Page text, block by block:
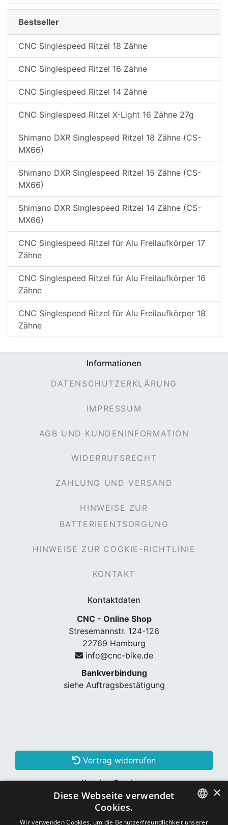
Bestseller
CNC Singlespeed Ritzel 18 Zähne
CNC Singlespeed Ritzel 16 Zähne
CNC Singlespeed Ritzel 14 Zähne
CNC Singlespeed Ritzel X-Light 16 Zähne 27g
Shimano DXR Singlespeed Ritzel 18 Zähne (CS-
MX66)
Shimano DXR Singlespeed Ritzel 15 Zähne (CS-
MX66)
Shimano DXR Singlespeed Ritzel 14 Zähne (CS-
MX66)
CNC Singlespeed Ritzel für Alu Freilaufkörper 17
Zähne
CNC Singlespeed Ritzel für Alu Freilaufkörper 16
Zähne
CNC Singlespeed Ritzel für Alu Freilaufkörper 18
Zähne
Informationen
DATENSCHUTZERKLÄRUNG
IMPRESSUM
AGB UND KUNDENINFORMATION
WIDERRUFSRECHT
ZAHLUNG UND VERSAND
HINWEISE ZUR
BATTERIEENTSORGUNG
HINWEISE ZUR COOKIE-RICHTLINIE
KONTAKT
Kontaktdaten
CNC - Online Shop
Stresemannstr. 124-126
22769 Hamburg
info@cnc-bike.de
Bankverbindung
siehe Auftragsbestätigung
Vertrag widerrufen
Kunden Services
Konto erstellen
GERMAN
×
Diese Webseite verwendet
Cookies.
Wir verwenden Cookies, um die Benutzerfreundlichkeit unserer